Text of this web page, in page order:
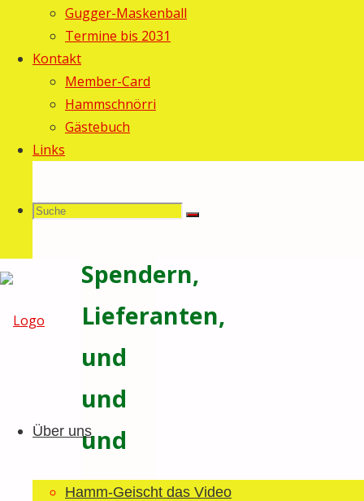
Gugger-Maskenball
Termine bis 2031
Kontakt
Member-Card
Hammschnörri
Gästebuch
Links
Suche
Suchen
Suche
Lömpe
springenÜber uns
Hamm-Geischt das Video
herzlichen
der
Spendern,
Lieferanten,
und
und
und
Haribo22.